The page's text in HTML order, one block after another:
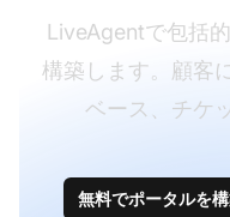
LiveAgentで包括
構築します。顧客
ベース、チケ
無料でポータルを